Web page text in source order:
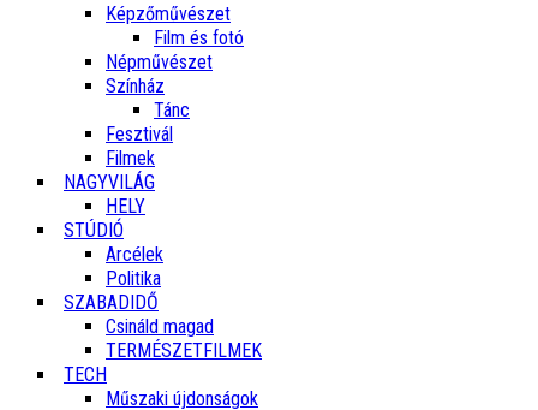
Képzőművészet
Film és fotó
Népművészet
Színház
Tánc
Fesztivál
Filmek
NAGYVILÁG
HELY
STÚDIÓ
Arcélek
Politika
SZABADIDŐ
Csináld magad
TERMÉSZETFILMEK
TECH
Műszaki újdonságok